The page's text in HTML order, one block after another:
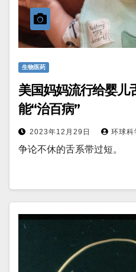
生物医药
美国妈妈流行给婴儿
能“治百病”
2023年12月29日 环球科
争论不休的舌系带过短。